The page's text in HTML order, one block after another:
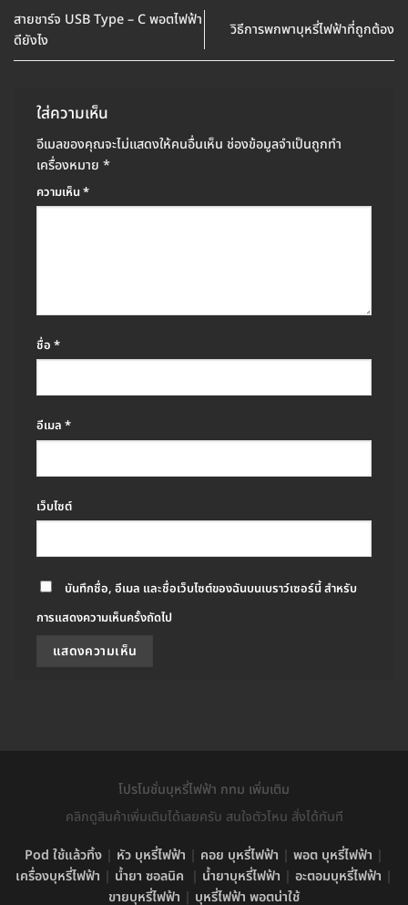
สายชาร์จ USB Type – C พอตไฟฟ้า
ดียังไง
วิธีการพกพาบุหรี่ไฟฟ้าที่ถูกต้อง
ใส่ความเห็น
อีเมลของคุณจะไม่แสดงให้คนอื่นเห็น ช่องข้อมูลจำเป็นถูกทำ
เครื่องหมาย *
ความเห็น*
ชื่อ *
อีเมล *
เว็บไซต์
บันทึกชื่อ, อีเมล และชื่อเว็บไซต์ของฉันบนเบราว์เซอร์นี้ สำหรับ
การแสดงความเห็นครั้งถัดไป
โปรโมชั่นบุหรี่ไฟฟ้า กทม เพิ่มเติม
คลิกดูสินค้าเพิ่มเติมได้เลยครับ สนใจตัวไหน สั่งได้ทันที
Pod ใช้แล้วทิ้ง | หัว บุหรี่ไฟฟ้า | คอย บุหรี่ไฟฟ้า | พอต บุหรี่ไฟฟ้า |
เครื่องบุหรี่ไฟฟ้า | น้ำยา ซอลนิค | น้ำยาบุหรี่ไฟฟ้า | อะตอมบุหรี่ไฟฟ้า |
ขายบุหรี่ไฟฟ้า | บุหรี่ไฟฟ้า พอตน่าใช้